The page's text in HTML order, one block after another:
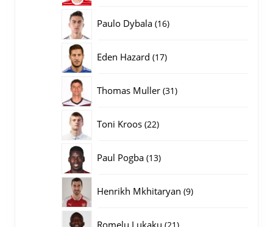
Paulo Dybala 1616
Eden Hazard 1717
Thomas Muller 3131
Toni Kroos 2222
Paul Pogba 1313
Henrikh Mkhitaryan 99
21